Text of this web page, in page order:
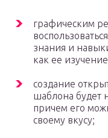
графическим
знания и
как ее
создание
шаблона будет
причем его
своему вкусу;